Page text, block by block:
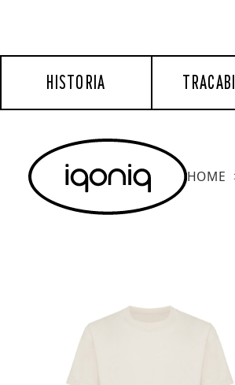
HISTORIA
HOME